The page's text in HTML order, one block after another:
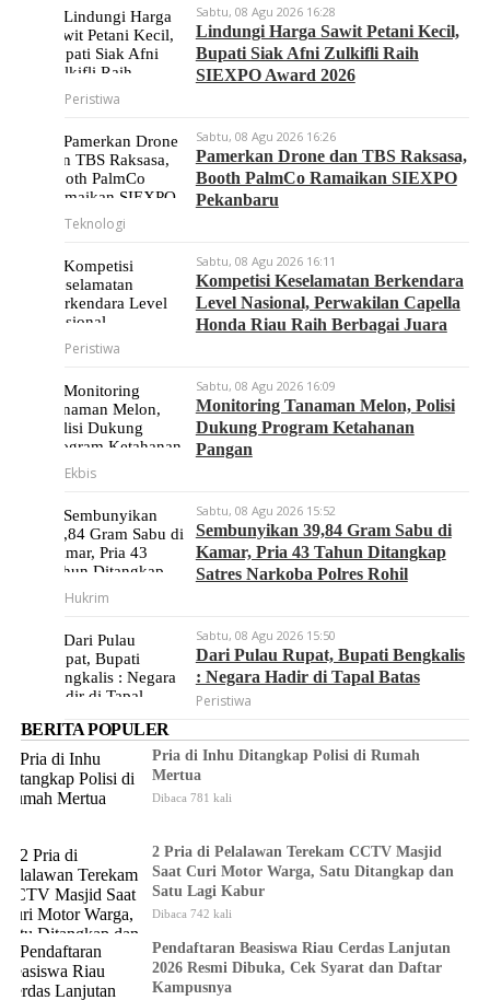
Sabtu, 08 Agu 2026 16:28
Lindungi Harga Sawit Petani Kecil,
Bupati Siak Afni Zulkifli Raih
SIEXPO Award 2026
Peristiwa
Sabtu, 08 Agu 2026 16:26
Pamerkan Drone dan TBS Raksasa,
Booth PalmCo Ramaikan SIEXPO
Pekanbaru
Teknologi
Sabtu, 08 Agu 2026 16:11
Kompetisi Keselamatan Berkendara
Level Nasional, Perwakilan Capella
Honda Riau Raih Berbagai Juara
Peristiwa
Sabtu, 08 Agu 2026 16:09
Monitoring Tanaman Melon, Polisi
Dukung Program Ketahanan
Pangan
Ekbis
Sabtu, 08 Agu 2026 15:52
Sembunyikan 39,84 Gram Sabu di
Kamar, Pria 43 Tahun Ditangkap
Satres Narkoba Polres Rohil
Hukrim
Sabtu, 08 Agu 2026 15:50
Dari Pulau Rupat, Bupati Bengkalis
: Negara Hadir di Tapal Batas
Peristiwa
BERITA POPULER
Pria di Inhu Ditangkap Polisi di Rumah
Mertua
Dibaca 781 kali
2 Pria di Pelalawan Terekam CCTV Masjid
Saat Curi Motor Warga, Satu Ditangkap dan
Satu Lagi Kabur
Dibaca 742 kali
Pendaftaran Beasiswa Riau Cerdas Lanjutan
2026 Resmi Dibuka, Cek Syarat dan Daftar
Kampusnya